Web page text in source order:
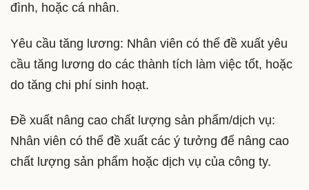
đình, hoặc cá nhân.
Yêu cầu tăng lương: Nhân viên có thể đề xuất yêu
cầu tăng lương do các thành tích làm việc tốt, hoặc
do tăng chi phí sinh hoạt.
Đề xuất nâng cao chất lượng sản phẩm/dịch vụ:
Nhân viên có thể đề xuất các ý tưởng để nâng cao
chất lượng sản phẩm hoặc dịch vụ của công ty.